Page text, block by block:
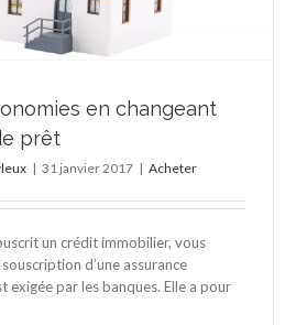
en changeant
prêt
| 31 janvier 2017 | Acheter
un crédit immobilier, vous
d’une assurance
exigée par les banques. Elle a pour